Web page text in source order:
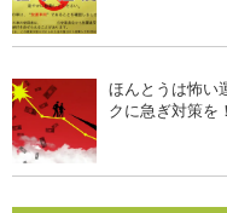
ほんとうは怖い
クに急ぎ対策を！